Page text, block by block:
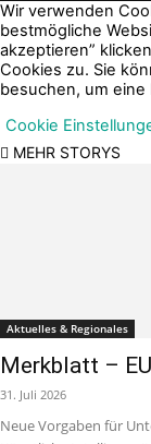
Wir verwenden
bestmögliche
akzeptieren”
Cookies zu. Sie
besuchen, um
Cookie
MEHR STORYS
Aktuelles & Regionales
Merkblatt –
31. Juli 2026
Neue Vorgaben für